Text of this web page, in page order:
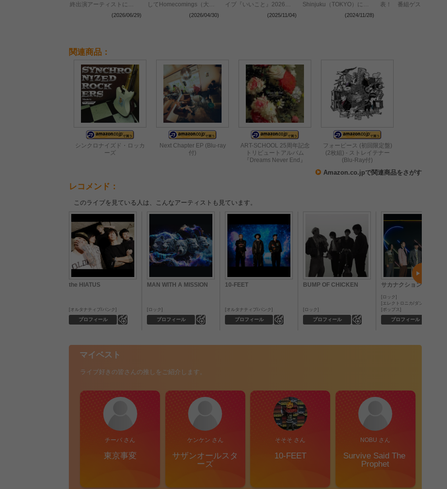
終出演アーティストに
goethe、Meg Bonus、
(2026/06/29)
してHomecomings（大阪
編）、ストレイテナー（東
(2026/04/30)
イブ『いいこと』2026年3
(2025/11/04)
Shinjuku（TOKYO）にて
初顔合わせツーマン開催決
(2024/11/28)
表！ 番組ゲストに崎山蒼
関連商品：
シンクロナイズド・ロッカ
ーズ
Next Chapter EP (Blu-ray
付)
ART-SCHOOL 25周年記念
トリビュートアルバム
『Dreams Never End』
フォーピース (初回限定盤)
(2枚組) - ストレイテナー
(Blu-Ray付)
Amazon.co.jpで関連商品をさがす
レコメンド：
このライブを見ている人は、こんなアーティストも見ています。
the HIATUS
プロフィール
オルタナティブ/パンク
MAN WITH A MISSION
プロフィール
ロック
10-FEET
プロフィール
オルタナティブ/パンク
BUMP OF CHICKEN
プロフィール
ロック
サカナクション
プロフィール
ロック
エレクトロニカ/ダンス
ポップス
マイベスト
ライブ好きの皆さんの推しをご紹介します。
チーバ さん
東京事変
ケンケン さん
サザンオールスタ
ーズ
そそそ さん
10-FEET
NOBU さん
Survive Said The
Prophet